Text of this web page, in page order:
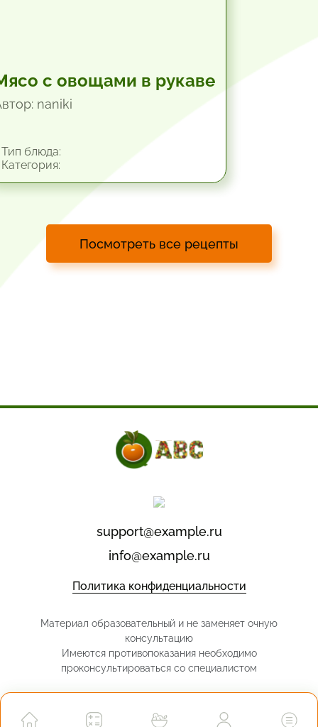
с овощами в рукаве
naniki
блюда:
Посмотреть все рецепты
support@example.ru
info@example.ru
Политика конфиденциальности
Материал образовательный и не заменяет очную
консультацию
Имеются противопоказания необходимо
проконсультироваться со специалистом